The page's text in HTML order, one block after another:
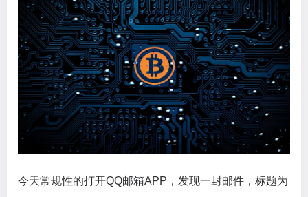
今天常规性的打开QQ邮箱APP，发现一封邮件，标题为